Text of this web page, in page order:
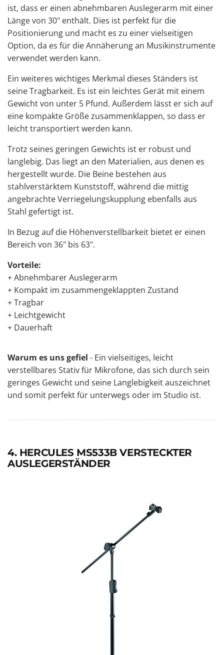
ist, dass er einen abnehmbaren Auslegerarm mit einer
Länge von 30" enthält. Dies ist perfekt für die
Positionierung und macht es zu einer vielseitigen
Option, da es für die Annäherung an Musikinstrumente
verwendet werden kann.
Ein weiteres wichtiges Merkmal dieses Ständers ist
seine Tragbarkeit. Es ist ein leichtes Gerät mit einem
Gewicht von unter 5 Pfund. Außerdem lässt er sich auf
eine kompakte Größe zusammenklappen, so dass er
leicht transportiert werden kann.
Trotz seines geringen Gewichts ist er robust und
langlebig. Das liegt an den Materialien, aus denen es
hergestellt wurde. Die Beine bestehen aus
stahlverstärktem Kunststoff, während die mittig
angebrachte Verriegelungskupplung ebenfalls aus
Stahl gefertigt ist.
In Bezug auf die Höhenverstellbarkeit bietet er einen
Bereich von 36" bis 63".
Vorteile:
+ Abnehmbarer Auslegerarm
+ Kompakt im zusammengeklappten Zustand
+ Tragbar
+ Leichtgewicht
+ Dauerhaft
Warum es uns gefiel - Ein vielseitiges, leicht
verstellbares Stativ für Mikrofone, das sich durch sein
geringes Gewicht und seine Langlebigkeit auszeichnet
und somit perfekt für unterwegs oder im Studio ist.
4. HERCULES MS533B VERSTECKTER
AUSLEGERSTÄNDER